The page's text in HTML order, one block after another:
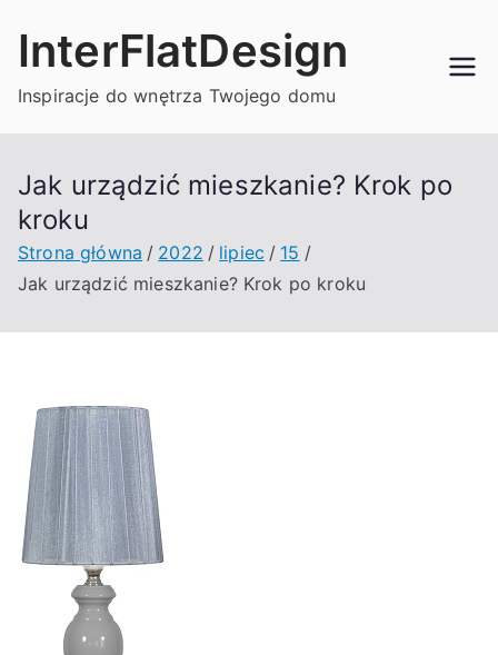
InterFlatDesign
Inspiracje do wnętrza Twojego domu
Jak urządzić mieszkanie? Krok po
kroku
Strona główna 2022 lipiec
15
Jak urządzić mieszkanie? Krok po kroku